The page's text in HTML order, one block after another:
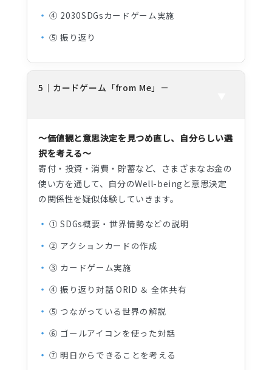
④ 2030SDGsカードゲーム実施
⑤ 振り返り
5｜カードゲーム「from Me」
～価値観と意思決定を見つめ直し、自分らしい選
択を考える～
寄付・投資・消費・貯蓄など、さまざまなお金の
使い方を通して、自分のWell-beingと意思決定
の関係性を疑似体験していきます。
① SDGs概要・世界情勢などの説明
② アクションカードの作成
③ カードゲーム実施
④ 振り返り対話 ORID ＆ 全体共有
⑤ つながっている世界の解説
⑥ ゴールアイコンを使った対話
⑦ 明日からできることを考える